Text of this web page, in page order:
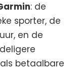
: de
sporter, de
en de
betaalbare